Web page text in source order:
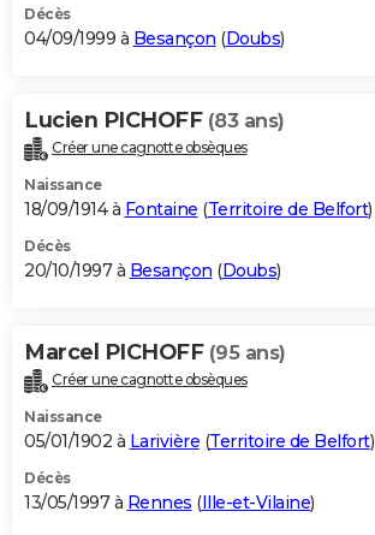
Décès
04/09/1999 à Besançon (Doubs)
Lucien PICHOFF (83 ans)
Créer une cagnotte obsèques
Naissance
18/09/1914 à Fontaine (Territoire de Belfort)
Décès
20/10/1997 à Besançon (Doubs)
Marcel PICHOFF (95 ans)
Créer une cagnotte obsèques
Naissance
05/01/1902 à Larivière (Territoire de Belfort)
Décès
13/05/1997 à Rennes (Ille-et-Vilaine)